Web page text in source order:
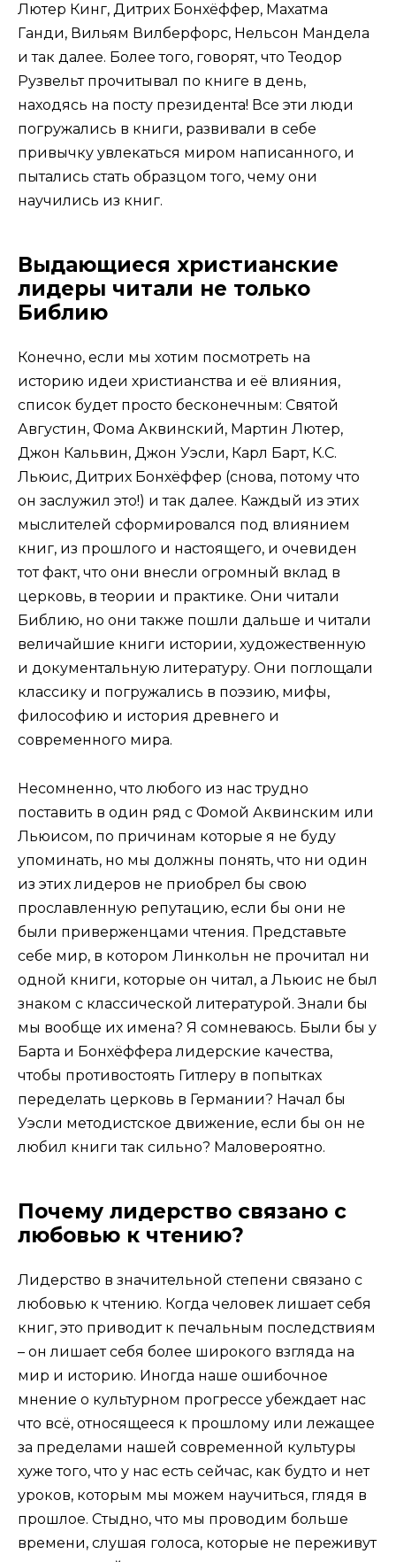
Лютер Кинг, Дитрих Бонхёффер, Махатма
Ганди, Вильям Вилберфорс, Нельсон Мандела
и так далее. Более того, говорят, что Теодор
Рузвельт прочитывал по книге в день,
находясь на посту президента! Все эти люди
погружались в книги, развивали в себе
привычку увлекаться миром написанного, и
пытались стать образцом того, чему они
научились из книг.
Выдающиеся христианские
лидеры читали не только
Библию
Конечно, если мы хотим посмотреть на
историю идеи христианства и её влияния,
список будет просто бесконечным: Святой
Августин, Фома Аквинский, Мартин Лютер,
Джон Кальвин, Джон Уэсли, Карл Барт, К.С.
Льюис, Дитрих Бонхёффер (снова, потому что
он заслужил это!) и так далее. Каждый из этих
мыслителей сформировался под влиянием
книг, из прошлого и настоящего, и очевиден
тот факт, что они внесли огромный вклад в
церковь, в теории и практике. Они читали
Библию, но они также пошли дальше и читали
величайшие книги истории, художественную
и документальную литературу. Они поглощали
классику и погружались в поэзию, мифы,
философию и история древнего и
современного мира.
Несомненно, что любого из нас трудно
поставить в один ряд с Фомой Аквинским или
Льюисом, по причинам которые я не буду
упоминать, но мы должны понять, что ни один
из этих лидеров не приобрел бы свою
прославленную репутацию, если бы они не
были приверженцами чтения. Представьте
себе мир, в котором Линкольн не прочитал ни
одной книги, которые он читал, а Льюис не был
знаком с классической литературой. Знали бы
мы вообще их имена? Я сомневаюсь. Были бы у
Барта и Бонхёффера лидерские качества,
чтобы противостоять Гитлеру в попытках
переделать церковь в Германии? Начал бы
Уэсли методистское движение, если бы он не
любил книги так сильно? Маловероятно.
Почему лидерство связано с
любовью к чтению?
Лидерство в значительной степени связано с
любовью к чтению. Когда человек лишает себя
книг, это приводит к печальным последствиям
– он лишает себя более широкого взгляда на
мир и историю. Иногда наше ошибочное
мнение о культурном прогрессе убеждает нас
что всё, относящееся к прошлому или лежащее
за пределами нашей современной культуры
хуже того, что у нас есть сейчас, как будто и нет
уроков, которым мы можем научиться, глядя в
прошлое. Стыдно, что мы проводим больше
времени, слушая голоса, которые не переживут